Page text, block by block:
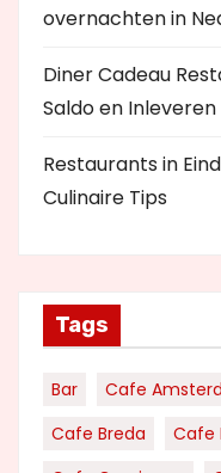
overnachten in
Diner Cadeau
Saldo en Inleveren
Restaurants in
Culinaire Tips
Tags
Bar Cafe
Cafe Breda
Cafe